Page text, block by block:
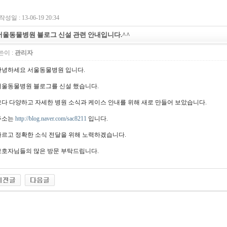
성일 : 13-06-19 20:34
울동물병원 블로그 신설 관련 안내입니다.^^
이 : 관리자
녕하세요 서울동물병원 입니다.
울동물병원 블로그를 신설 했습니다.
다 다양하고 자세한 병원 소식과 케이스 안내를 위해 새로 만들어 보았습니다.
소는 http://blog.naver.com/sac8211 입니다.
르고 정확한 소식 전달을 위해 노력하겠습니다.
호자님들의 많은 방문 부탁드립니다.